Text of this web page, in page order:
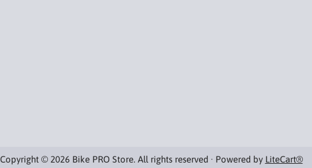
Copyright © 2026 Bike PRO Store. All rights reserved · Powered by LiteCart®